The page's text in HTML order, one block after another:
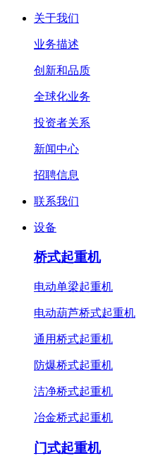
关于我们
业务描述
创新和品质
全球化业务
投资者关系
新闻中心
招聘信息
联系我们
设备
桥式起重机
电动单梁起重机
电动葫芦桥式起重机
通用桥式起重机
防爆桥式起重机
洁净桥式起重机
冶金桥式起重机
门式起重机